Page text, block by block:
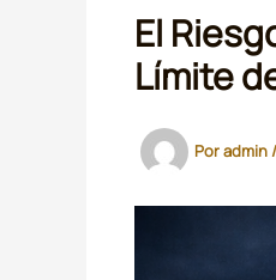
El
Límite
Poradmin /